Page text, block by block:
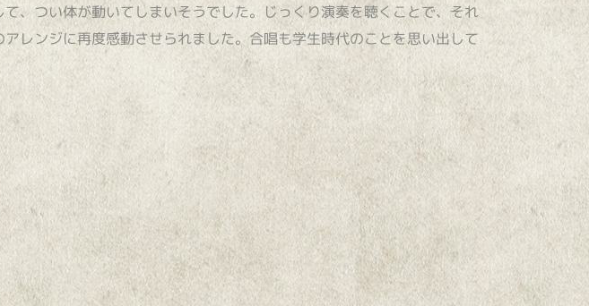
、つい体が動いてしまいそうでした。じっくり演奏を聴くことで、それ
レンジに再度感動させられました。合唱も学生時代のことを思い出して